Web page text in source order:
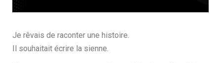
Je rêvais de raconter une histoire.
Il souhaitait écrire la sienne.